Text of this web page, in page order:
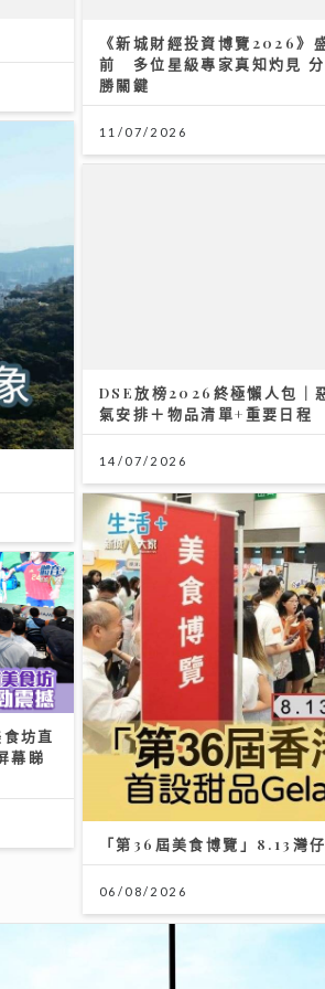
11/07/2026
按揭保險使用率回落屬健康現
劣天
《原來生活好快樂》｜倪震權
歌《錯過了沒下次》 從排球
樂壇新人 自爆錄音勁緊張
06/08/2026